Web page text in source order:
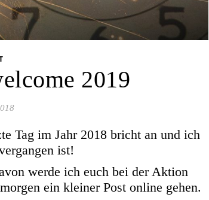
2019
Tag im Jahr 2018 bricht an und ich
ist!
werde ich euch bei der Aktion
ein kleiner Post online gehen.